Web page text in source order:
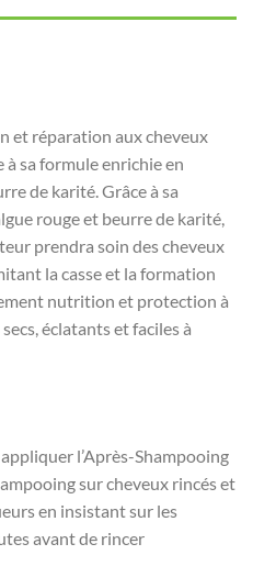
et réparation aux cheveux
à sa formule enrichie en
de karité. Grâce à sa
rouge et beurre de karité,
prendra soin des cheveux
la casse et la formation
nutrition et protection à
éclatants et faciles à
l’Après-Shampooing
sur cheveux rincés et
en insistant sur les
avant de rincer